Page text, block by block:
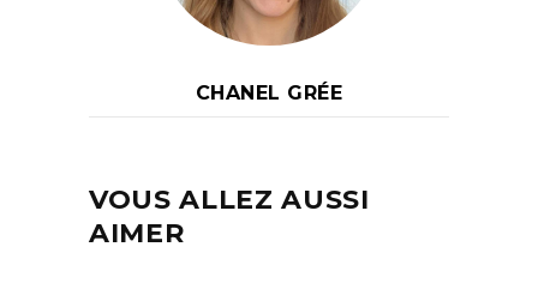
CHANEL GRÉE
VOUS ALLEZ AUSSI
AIMER